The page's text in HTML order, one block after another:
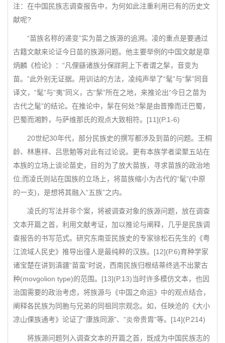
注：在中国民族志调查报告中，为何如此注重利用已有的历史文
献呢?
“苗族名称的递变”实为苗之族源的追溯。凌的重点是要通过
古籍文献来论证今日苗的族源问题。他主要举例的中国文献是章
炳麟《检论》：“凡俚繇诸族分保牂牁上下者谓之髳，音变为
苗。”此外别无证据。用训诂的方法，凌纯声举了“髦”与“髳”同音
译文，“髦”与“夷”同义，古“髳”所在之地，来推论出“今日之苗为
古代之髦”的结论。在推论中，髳在何处?髳是由晋豫而迁巴蜀，
巴蜀而湘黔，与萨维那氏的观点大致相符。[11](P.1-6)
20世纪30年代，部分民族史的撰写都涉及到苗的问题。王桐
龄、林惠祥、吕思勉等对此有过论说。更有本族学者梁聚五站在
本族的立场上谈论苗史，目的为了放大苗族，寻求苗族的政治地
位;而凌氏则站在国族的立场上，将苗族缩小为古代的“髦”(中原
的一支)，是想将其融入“五族”之内。
凌氏的写法并非个案，将被调查对象的族源问题，放在调查
文本开篇之首，利用文献考证，加以推论与阐释，几乎是民族调
查报告的书写范式。研究东南亚民族史的专家徐松石先生的《粤
江流域人民史》推导出徸人是最纯粹的汉族。[12](P.6)育种学家
诸宝楚在讲到滇疆“苗蛮”时说，西南民族归根结蒂终逃不出蒙古
种(movgolion type)的范围。[13](P.13)当时许多模仿文本，也因
治国需要的政治考虑，将族源与《中国之命运》中的观点结合，
阐释各民族为同胞与兄弟的同祖同宗观念。如，任映沧的《大小
凉山倮族通考》论证了“康族同源”、“炎帝贵胄”等。[14](P.214)
将族源问题列入调查文本的开篇之首，既成为中国民族志的